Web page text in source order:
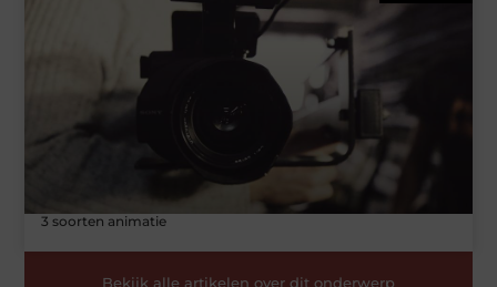
3 soorten animatie
Bekijk alle artikelen over dit onderwerp